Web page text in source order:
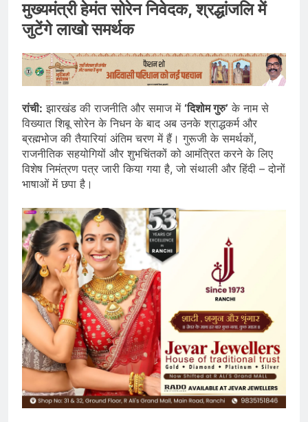
मुख्यमंत्री हेमंत सोरेन निवेदक, श्रद्धांजलि में
जुटेंगे लाखो समर्थक
रांची: झारखंड की राजनीति और समाज में ‘दिशोम गुरु’ के नाम से
विख्यात शिबू सोरेन के निधन के बाद अब उनके श्राद्धकर्म और
ब्रह्मभोज की तैयारियां अंतिम चरण में हैं। गुरूजी के समर्थकों,
राजनीतिक सहयोगियों और शुभचिंतकों को आमंत्रित करने के लिए
विशेष निमंत्रण पत्र जारी किया गया है, जो संथाली और हिंदी – दोनों
भाषाओं में छपा है।